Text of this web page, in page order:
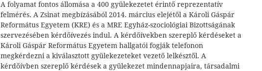
A folyamat fontos állomása a 400 gyülekezetet érintő reprezentatív
felmérés. A Zsinat megbízásából 2014. március elejétől a Károli Gáspár
Református Egyetem (KRE) és a MRE Egyház-szociológiai Bizottságának
szervezésében kérdőívezés indul. A kérdőívekben szereplő kérdéseket a
Károli Gáspár Református Egyetem hallgatói fogják telefonon
megkérdezni a kiválasztott gyülekezeteket vezető lelkésztől. A
kérdőívben szereplő kérdések a gyülekezet mindennapjaira, társadalmi